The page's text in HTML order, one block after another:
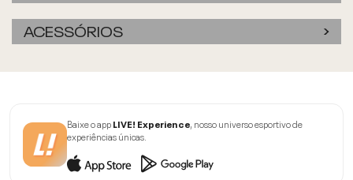
ACESSÓRIOS
Baixe o appLIVE! Experience, nosso universo esportivo de
experiências únicas.